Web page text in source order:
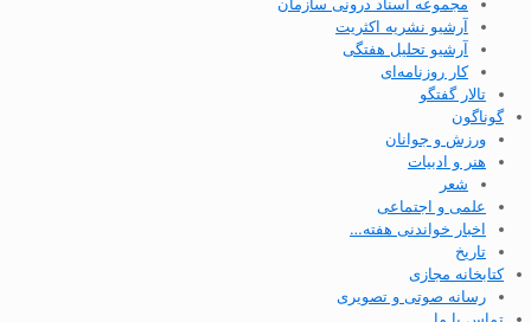
آرشیو نشریه اکثریت
آرشیو تحلیل هفتگی
کار روزنامه‌ای
تالار گفتگو
گوناگون
ورزش و جوانان
هنر و ادبیات
شعر
علمی و اجتماعی
اخبار خواندنی هفته…
تاریخ
کتابخانه مجازی
رسانه صوتی و تصویری